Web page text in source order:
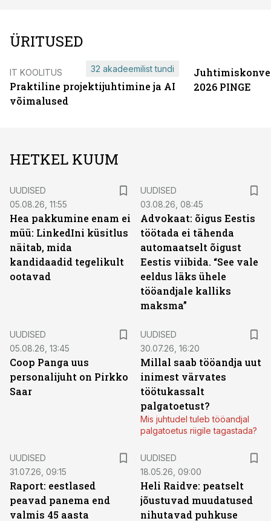
ÜRITUSED
IT KOOLITUS
Praktiline projektijuhtimine ja AI
võimalused
32 akadeemilist tundi
2026 PINGE
HETKEL KUUM
UUDISED
05.08.26, 11:55
Hea pakkumine enam ei
müü: LinkedIni küsitlus
näitab, mida
kandidaadid tegelikult
ootavad
UUDISED
03.08.26, 08:45
Advokaat: õigus Eestis
töötada ei tähenda
automaatselt õigust
Eestis viibida. “See vale
eeldus läks ühele
tööandjale kalliks
maksma”
UUDISED
05.08.26, 13:45
Coop Panga uus
personalijuht on Pirkko
Saar
UUDISED
30.07.26, 16:20
Millal saab tööandja uut
inimest värvates
töötukassalt
palgatoetust?
Mis juhtudel tuleb tööandjal
palgatoetus riigile tagastada?
UUDISED
31.07.26, 09:15
Raport: eestlased
peavad panema end
valmis 45 aasta
UUDISED
18.05.26, 09:00
Heli Raidve: peatselt
jõustuvad muudatused
nihutavad puhkuse